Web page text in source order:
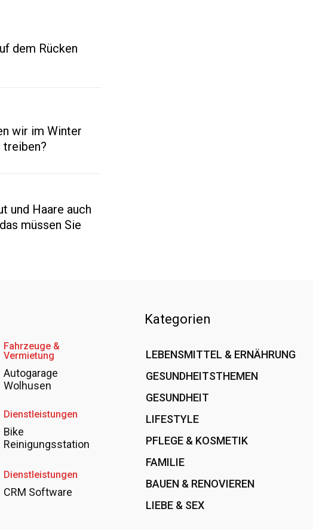
dem Rücken
wir im Winter
treiben?
und Haare auch
müssen Sie
Fahrzeuge &
Vermietung
Autogarage
Wolhusen
Dienstleistungen
Bike
Reinigungsstation
Dienstleistungen
CRM Software
Kategorien
LEBENSMITTEL & ERNÄHRUNG
GESUNDHEITSTHEMEN
GESUNDHEIT
LIFESTYLE
PFLEGE & KOSMETIK
FAMILIE
BAUEN & RENOVIEREN
LIEBE & SEX